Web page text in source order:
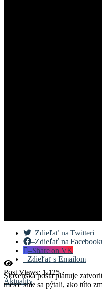
Post Views: 1 125
Aktuality
–Zdieľať na Twitteri
–Zdieľať na
–Share on VK
–Zdieľať s Emailom
Slovenská pošta plánuje
meste sme sa pýtali, ako túto